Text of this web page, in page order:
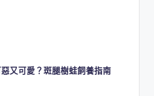
惡又可愛？斑腿樹蛙飼養指南